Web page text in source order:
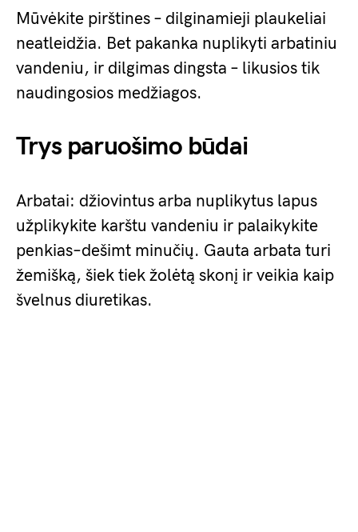
Mūvėkite pirštines – dilginamieji plaukeliai
neatleidžia. Bet pakanka nuplikyti arbatiniu
vandeniu, ir dilgimas dingsta – likusios tik
naudingosios medžiagos.
Trys paruošimo būdai
Arbatai: džiovintus arba nuplikytus lapus
užplikykite karštu vandeniu ir palaikykite
penkias–dešimt minučių. Gauta arbata turi
žemišką, šiek tiek žolėtą skonį ir veikia kaip
švelnus diuretikas.